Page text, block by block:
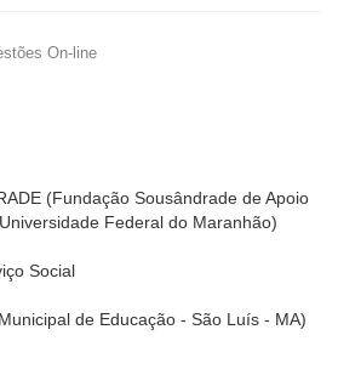
On-line
(Fundação Sousândrade de Apoio
Federal do Maranhão)
Social
de Educação - São Luís - MA)